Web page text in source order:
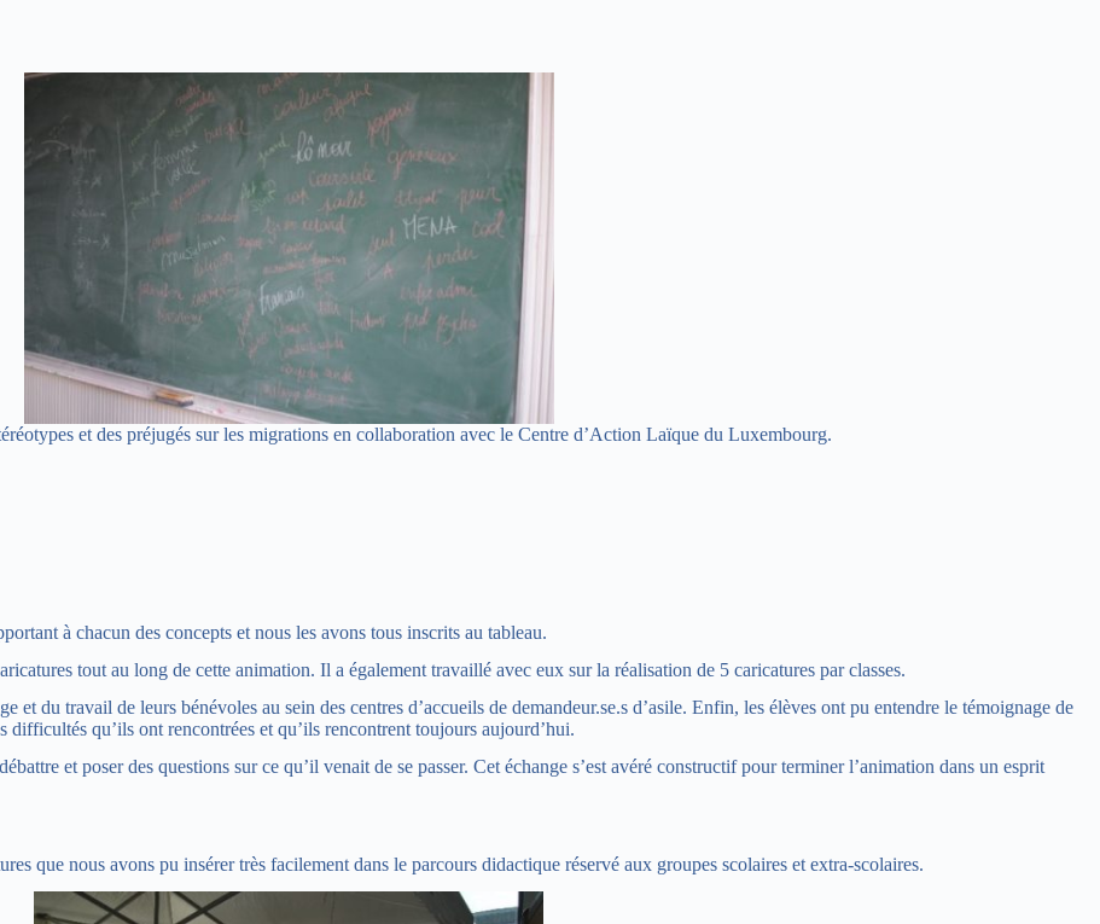
et des préjugés sur les migrations en collaboration avec le Centre d’Action Laïque du Luxembourg.
à chacun des concepts et nous les avons tous inscrits au tableau.
tout au long de cette animation. Il a également travaillé avec eux sur la réalisation de 5 caricatures par classes.
du travail de leurs bénévoles au sein des centres d’accueils de demandeur.se.s d’asile. Enfin, les élèves ont pu entendre le témoignage de
qu’ils ont rencontrées et qu’ils rencontrent toujours aujourd’hui.
et poser des questions sur ce qu’il venait de se passer. Cet échange s’est avéré constructif pour terminer l’animation dans un esprit
que nous avons pu insérer très facilement dans le parcours didactique réservé aux groupes scolaires et extra-scolaires.